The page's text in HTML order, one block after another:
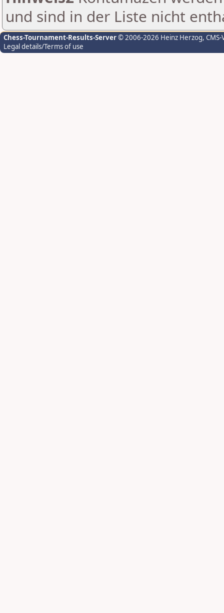
und sind in der Liste nicht
Chess-Tournament-Results-Server© 2006-2026 Heinz Herzog,
Legal details/Terms of use